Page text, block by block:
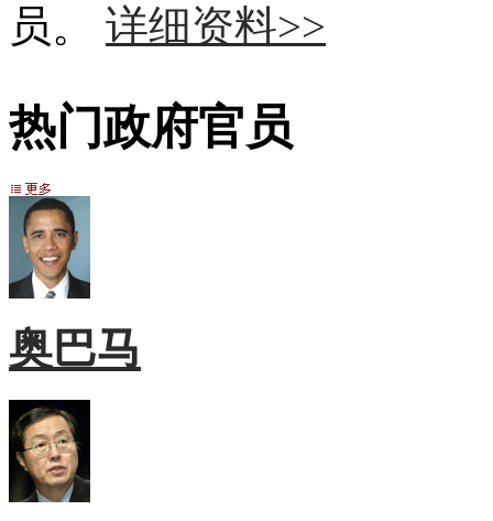
员。 详细资料>>
热门政府官员
奥巴马